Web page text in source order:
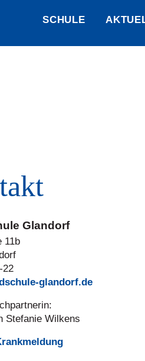
SCHULE
Glandorf
11b
22
glandorf.de
Stefanie Wilkens